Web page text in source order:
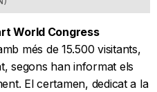
World Congress
més de 15.500 visitants,
segons han informat els
El certamen, dedicat a la